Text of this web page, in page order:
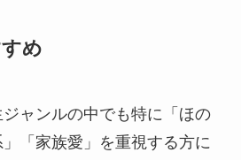
め
ャンルの中でも特に「ほの
「家族愛」を重視する方に